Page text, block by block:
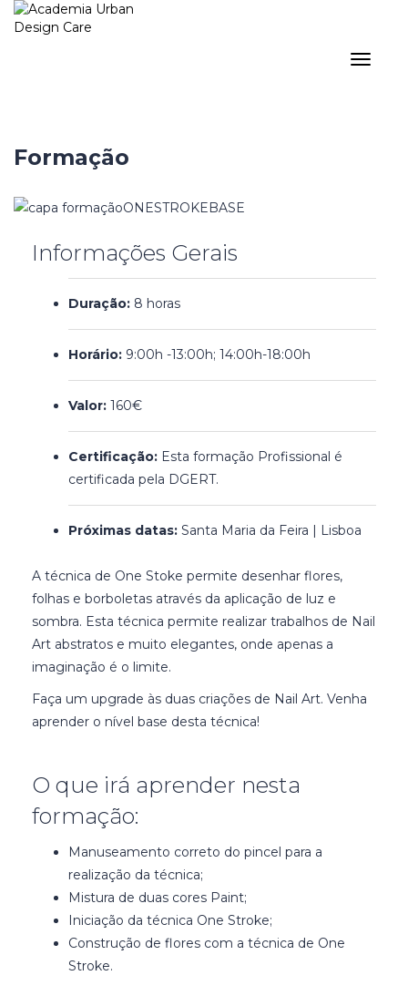
Toggle
Formação
Informações Gerais
Duração: 8 horas
Horário: 9:00h -13:00h; 14:00h-18:00h
Valor: 160€
Certificação: Esta formação Profissional é
certificada pela DGERT.
Próximas datas: Santa Maria da Feira | Lisboa
A técnica de One Stoke permite desenhar flores,
folhas e borboletas através da aplicação de luz e
sombra. Esta técnica permite realizar trabalhos de Nail
Art abstratos e muito elegantes, onde apenas a
imaginação é o limite.
Faça um upgrade às duas criações de Nail Art. Venha
aprender o nível base desta técnica!
O que irá aprender nesta
formação:
Manuseamento correto do pincel para a
realização da técnica;
Mistura de duas cores Paint;
Iniciação da técnica One Stroke;
Construção de flores com a técnica de One
Stroke.